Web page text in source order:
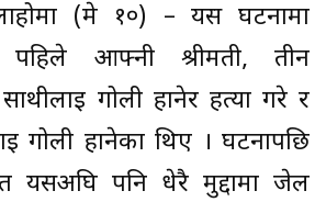
(मे १०) – यस घटनामा
पहिले आफ्नी श्रीमती, तीन
गोली हानेर हत्या गरे र
गोली हानेका थिए । घटनापछि
यसअघि पनि धेरै मुद्दामा जेल